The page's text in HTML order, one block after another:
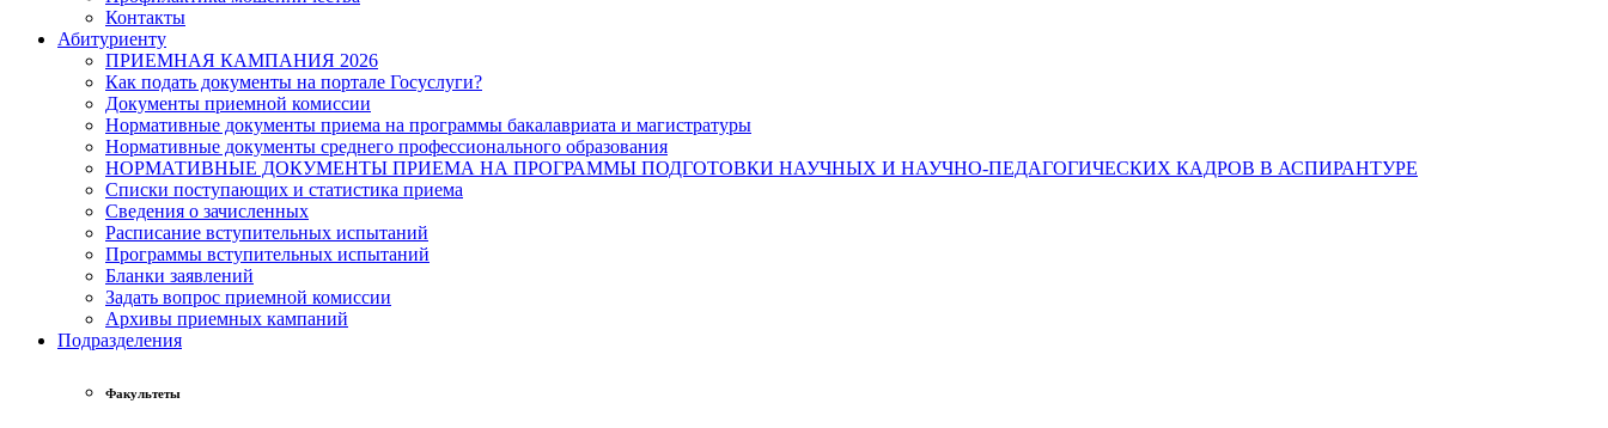
Контакты
Абитуриенту
ПРИЕМНАЯ КАМПАНИЯ 2026
Как подать документы на портале Госуслуги?
Документы приемной комиссии
Нормативные документы приема на программы бакалавриата и магистратуры
Нормативные документы среднего профессионального образования
НОРМАТИВНЫЕ ДОКУМЕНТЫ ПРИЕМА НА ПРОГРАММЫ ПОДГОТОВКИ НАУЧНЫХ И НАУЧНО-ПЕДАГОГИЧЕСКИХ КАДРОВ В АСПИРАНТУРЕ
Списки поступающих и статистика приема
Сведения о зачисленных
Расписание вступительных испытаний
Программы вступительных испытаний
Бланки заявлений
Задать вопрос приемной комиссии
Архивы приемных кампаний
Подразделения
Факультеты